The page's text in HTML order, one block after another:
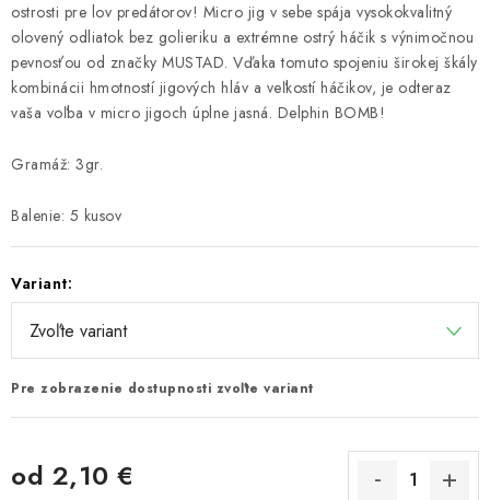
ZNAČKY
Navštívte našu predajňu vo Dvoroch nad Žitavou »
ostrosti pre lov predátorov! Micro jig v sebe spája vysokokvalitný
olovený odliatok bez golieriku a extrémne ostrý háčik s výnimočnou
pevnosťou od značky MUSTAD. Vďaka tomuto spojeniu širokej škály
kombinácii hmotností jigových hláv a veľkostí háčikov, je odteraz
vaša voľba v micro jigoch úplne jasná. Delphin BOMB!
Gramáž: 3gr.
Balenie: 5 kusov
Variant:
Pre zobrazenie dostupnosti zvoľte variant
od 2,10 €